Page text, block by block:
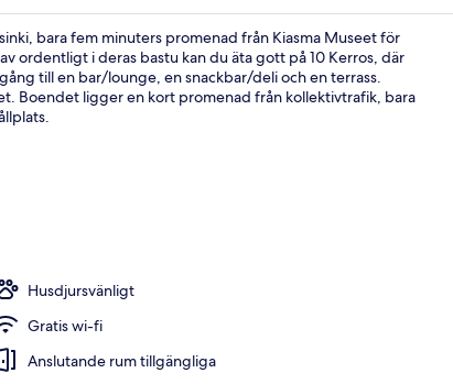
Terrass/Patio
bara fem minuters promenad från Kiasma Museet för
ordentligt i deras bastu kan du äta gott på 10 Kerros, där
till en bar/lounge, en snackbar/deli och en terrass.
Boendet ligger en kort promenad från kollektivtrafik, bara
Husdjursvänligt
Gratis wi-fi
Anslutande rum tillgängliga